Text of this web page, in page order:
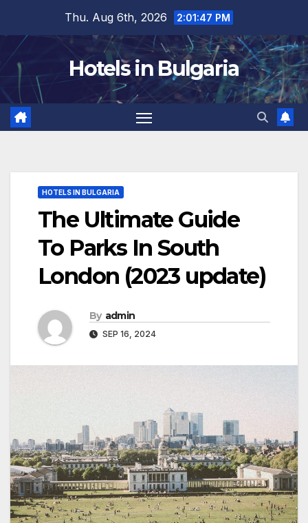
content
Thu. Aug 6th, 2026 2:01:48 PM
Hotels in Bulgaria
HOTELS IN BULGARIA
The Ultimate Guide
To Parks In South
London (2023 update)
By admin
SEP 16, 2024